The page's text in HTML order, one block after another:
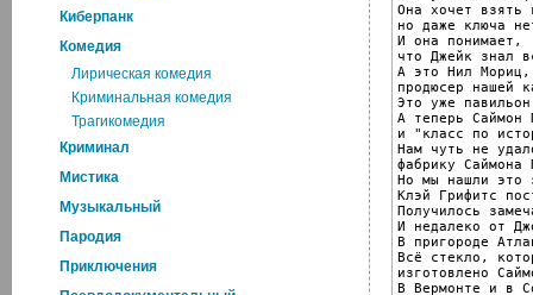
Киберпанк
Комедия
Лирическая комедия
Криминальная комедия
Трагикомедия
Криминал
Мистика
Музыкальный
Пародия
Приключения
Она хочет взять
но даже ключа
И она понимает,
что Джейк знал
А это Нил Мориц,
продюсер нашей
Это уже
А теперь Саймон
и "класс по
Нам чуть не
фабрику
Но мы нашли это
Клэй Грифитс
Получилось
И недалеко от
В пригороде
Всё стекло,
изготовлено
В Вермонте и в